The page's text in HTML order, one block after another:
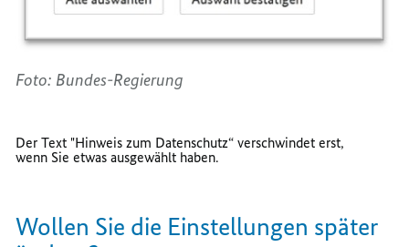
Foto: Bundes-Regierung
Der Text "Hinweis zum Datenschutz“ verschwindet erst,
wenn Sie etwas ausgewählt haben.
Wollen Sie die Einstellungen später